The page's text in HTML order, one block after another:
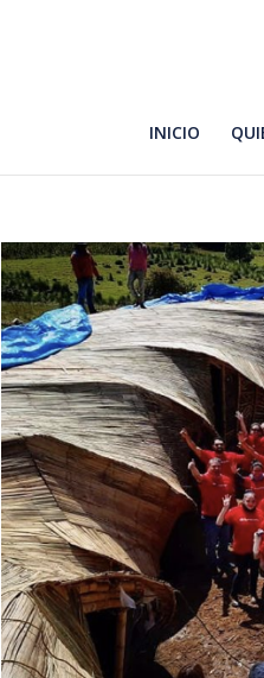
INICIO